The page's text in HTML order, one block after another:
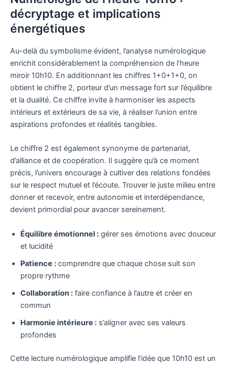
décryptage et implications
énergétiques
Au-delà du symbolisme évident, l’analyse numérologique
enrichit considérablement la compréhension de l’heure
miroir 10h10. En additionnant les chiffres 1+0+1+0, on
obtient le chiffre 2, porteur d’un message fort sur l’équilibre
et la dualité. Ce chiffre invite à harmoniser les aspects
intérieurs et extérieurs de sa vie, à réaliser l’union entre
aspirations profondes et réalités tangibles.
Le chiffre 2 est également synonyme de partenariat,
d’alliance et de coopération. Il suggère qu’à ce moment
précis, l’univers encourage à cultiver des relations fondées
sur le respect mutuel et l’écoute. Trouver le juste milieu entre
donner et recevoir, entre autonomie et interdépendance,
devient primordial pour avancer sereinement.
Équilibre émotionnel : gérer ses émotions avec douceur
et lucidité
Patience : comprendre que chaque chose suit son
propre rythme
Collaboration : faire confiance à l’autre et créer en
commun
Harmonie intérieure : s’aligner avec ses valeurs
profondes
Cette lecture numérologique amplifie l’idée que 10h10 est un